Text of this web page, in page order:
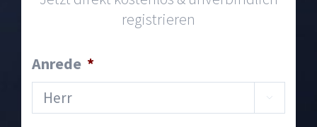
registrieren
Anrede *
